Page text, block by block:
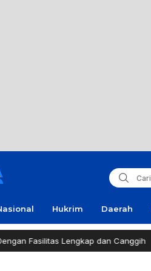
Hukrim Daerah
Lengkap dan Canggih